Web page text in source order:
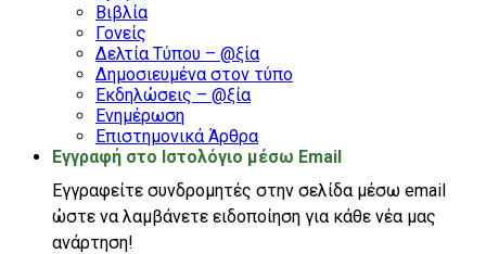
Βιβλία
Γονείς
Δελτία Τύπου – @ξία
Δημοσιευμένα στον τύπο
Εκδηλώσεις – @ξία
Ενημέρωση
Επιστημονικά Άρθρα
Εγγραφή στο Ιστολόγιο μέσω Email
Εγγραφείτε συνδρομητές στην σελίδα μέσω email
ώστε να λαμβάνετε ειδοποίηση για κάθε νέα μας
ανάρτηση!